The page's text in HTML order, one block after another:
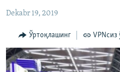
Озодлик бошқа тилларда
Dekabr 19, 2019
Ўртоқлашинг VPNсиз